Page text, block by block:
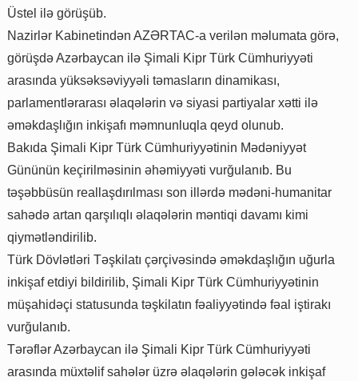
Üstel ilə görüşüb.
Nazirlər Kabinetindən AZƏRTAC-a verilən məlumata görə,
görüşdə Azərbaycan ilə Şimali Kipr Türk Cümhuriyyəti
arasında yüksəksəviyyəli təmasların dinamikası,
parlamentlərarası əlaqələrin və siyasi partiyalar xətti ilə
əməkdaşlığın inkişafı məmnunluqla qeyd olunub.
Bakıda Şimali Kipr Türk Cümhuriyyətinin Mədəniyyət
Gününün keçirilməsinin əhəmiyyəti vurğulanıb. Bu
təşəbbüsün reallaşdırılması son illərdə mədəni-humanitar
sahədə artan qarşılıqlı əlaqələrin məntiqi davamı kimi
qiymətləndirilib.
Türk Dövlətləri Təşkilatı çərçivəsində əməkdaşlığın uğurla
inkişaf etdiyi bildirilib, Şimali Kipr Türk Cümhuriyyətinin
müşahidəçi statusunda təşkilatın fəaliyyətində fəal iştirakı
vurğulanıb.
Tərəflər Azərbaycan ilə Şimali Kipr Türk Cümhuriyyəti
arasında müxtəlif sahələr üzrə əlaqələrin gələcək inkişaf